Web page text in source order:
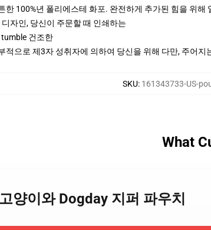
한 100%년 폴리에스테 화포. 완전하게 추가된 힘을 위해
자인, 당신이 주문할 때 인쇄하는
건조한
적으로 제3자 성취자에 의하여 당신을 위해 다만, 주어
SKU: 161343733-US-
What
양이와 Dogday 지퍼 파우치